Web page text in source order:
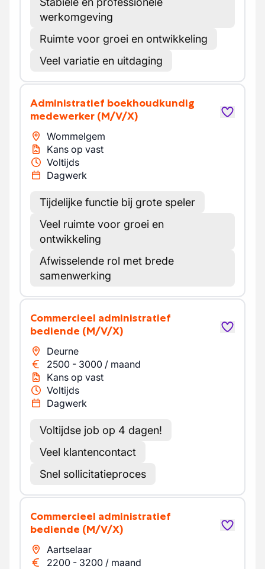
werkomgeving
Ruimte voor groei en ontwikkeling
Veel variatie en uitdaging
Administratief boekhoudkundig
medewerker (M/V/X)
Wommelgem
Kans op vast
Voltijds
Dagwerk
Tijdelijke functie bij grote speler
Veel ruimte voor groei en
ontwikkeling
Afwisselende rol met brede
samenwerking
Commercieel administratief
bediende (M/V/X)
Deurne
2500 - 3000 / maand
Kans op vast
Voltijds
Dagwerk
Voltijdse job op 4 dagen!
Veel klantencontact
Snel sollicitatieproces
Commercieel administratief
bediende (M/V/X)
Aartselaar
2200 - 3200 / maand